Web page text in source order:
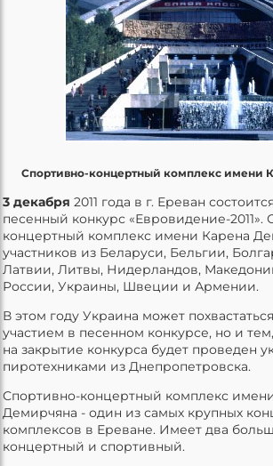
Спортивно-концертный комплекс имени
3 декабря 2011 года в г. Ереван
песенный конкурс «Евровидение-2011».
концертный комплекс имени Карена
участников из Беларуси, Бельгии,
Латвии, Литвы, Нидерландов,
России, Украины, Швеции и Армении.
В этом году Украина может
участием в песенном конкурсе, но и
на закрытие конкурса будет проведен
пиротехниками из Днепропетровска.
Спортивно-концертный комплекс
Демирчяна - один из самых крупных
комплексов в Ереване. Имеет два
концертный и спортивный.